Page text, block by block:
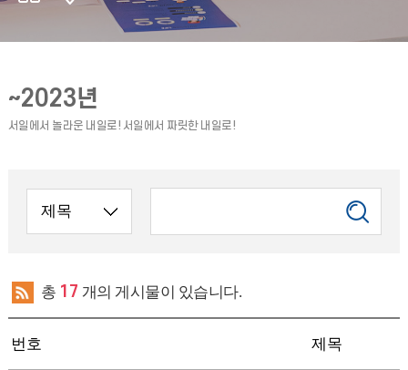
~2023년
총 17 개의 게시물이 있습니다.
번호 제목